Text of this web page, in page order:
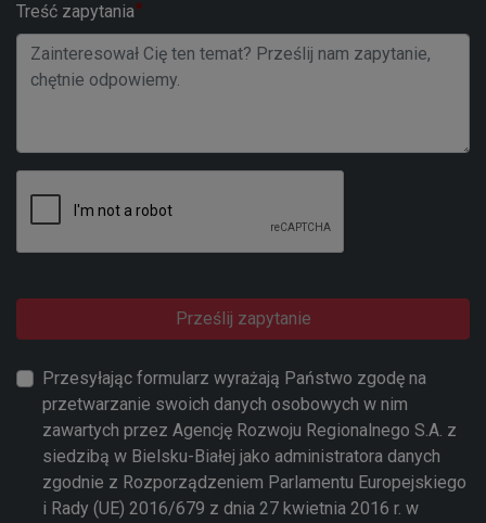
Treść zapytania
Prześlij zapytanie
Przesyłając formularz wyrażają Państwo zgodę na
przetwarzanie swoich danych osobowych w nim
zawartych przez Agencję Rozwoju Regionalnego S.A. z
siedzibą w Bielsku-Białej jako administratora danych
zgodnie z Rozporządzeniem Parlamentu Europejskiego
i Rady (UE) 2016/679 z dnia 27 kwietnia 2016 r. w